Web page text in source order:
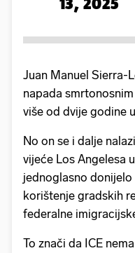
Juan Manuel Sierra-
napada
više od dvije godine
No on se i dalje
vijeće Los Angelesa
jednoglasno
korištenje gradskih
federalne
To znači da ICE